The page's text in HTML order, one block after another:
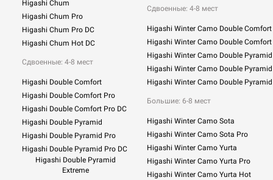
Higashi Chum
Higashi Chum Pro
Higashi Chum Pro DC
Higashi Chum Hot DC
Сдвоенные: 4-8 мест
Higashi Double Comfort
Higashi Double Comfort Pro
Higashi Double Comfort Pro DC
Higashi Double Pyramid
Higashi Double Pyramid Pro
Higashi Double Pyramid Pro DC
Higashi Double Pyramid
Extreme
Сдвоенные: 4-8 мест
Higashi Winter Camo Double Comfort
Higashi Winter Camo Double
Higashi Winter Camo Double Pyramid
Higashi Winter Camo Double
Higashi Winter Camo Double
Большие: 6-8 мест
Higashi Winter Camo Sota
Higashi Winter Camo Sota Pro
Higashi Winter Camo Yurta
Higashi Winter Camo Yurta Pro
Higashi Winter Camo Yurta Hot